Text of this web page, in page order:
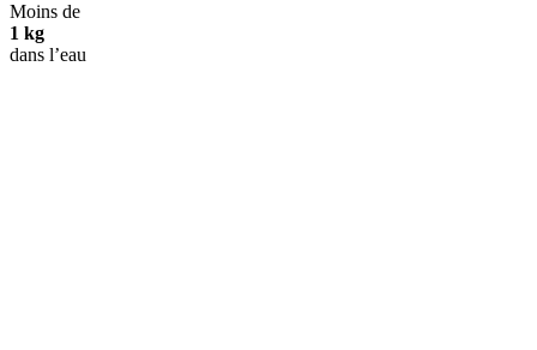
Moins de
1 kg
dans l’eau